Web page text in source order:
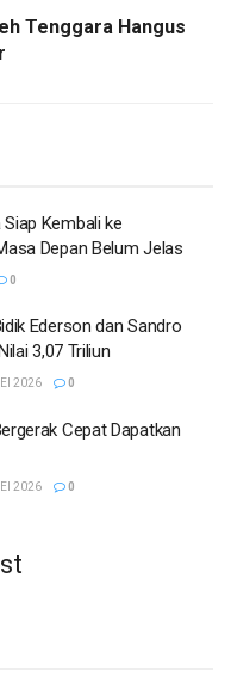
Tenggara Hangus
Kembali ke
Depan Belum Jelas
0
Ederson dan Sandro
3,07 Triliun
2026 0
Cepat Dapatkan
2026 0